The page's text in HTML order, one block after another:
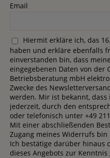
Email
Hiermit erkläre ich, das
haben und erkläre ebenfalls
einverstanden bin, dass
eingegebenen Daten von der
Betriebsberatung mbH
Zwecke des
werden. Mir ist bekannt,
jederzeit, durch den
oder telefonisch unter +49
Mit einer abschließenden
Zugang meines Widerrufs
Ich bestätige darüber hinaus
dieses Angebots zur